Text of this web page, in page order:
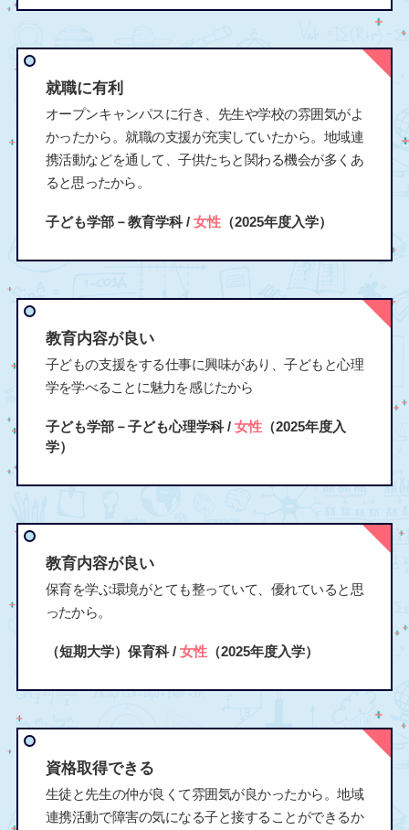
就職に有利
オープンキャンパスに行き、先生や学校の雰囲気がよ
かったから。就職の支援が充実していたから。地域連
携活動などを通して、子供たちと関わる機会が多くあ
ると思ったから。
子ども学部－教育学科 / 女性（2025年度入学）
教育内容が良い
子どもの支援をする仕事に興味があり、子どもと心理
学を学べることに魅力を感じたから
子ども学部－子ども心理学科 / 女性（2025年度入
学）
教育内容が良い
保育を学ぶ環境がとても整っていて、優れていると思
ったから。
（短期大学）保育科 / 女性（2025年度入学）
資格取得できる
生徒と先生の仲が良くて雰囲気が良かったから。地域
連携活動で障害の気になる子と接することができるか